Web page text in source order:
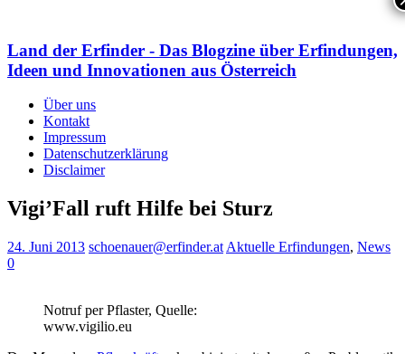
Land der Erfinder - Das Blogzine über Erfindungen,
Ideen und Innovationen aus Österreich
Über uns
Kontakt
Impressum
Datenschutzerklärung
Disclaimer
Vigi’Fall ruft Hilfe bei Sturz
24. Juni 2013 schoenauer@erfinder.at Aktuelle Erfindungen, News
0
Notruf per Pflaster, Quelle:
www.vigilio.eu